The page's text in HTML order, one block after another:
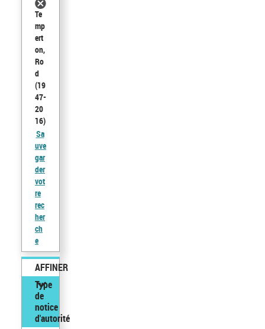
Te
mp
ert
on,
Ro
d
(19
47-
20
16)
Sa
uve
gar
der
vot
re
rec
her
ch
e
AFFINER
Type
de
notice
d'autorité